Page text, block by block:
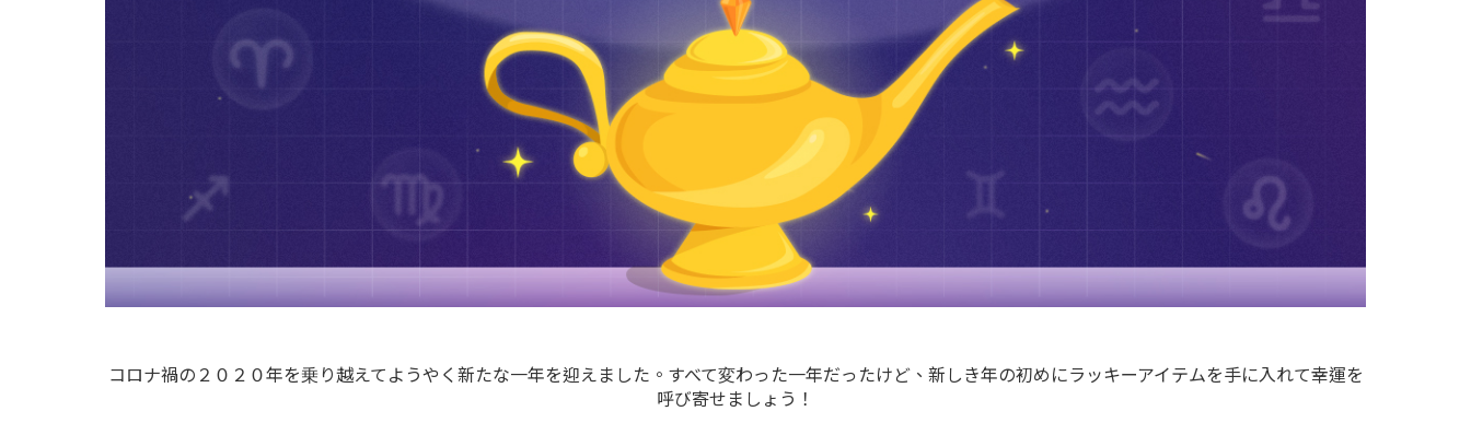
コロナ禍の２０２０年を乗り越えてようやく新たな一年を迎えました。すべて変わった一年だったけど、新しき年の初めにラッキーアイテムを手に入れて幸運を
呼び寄せましょう！